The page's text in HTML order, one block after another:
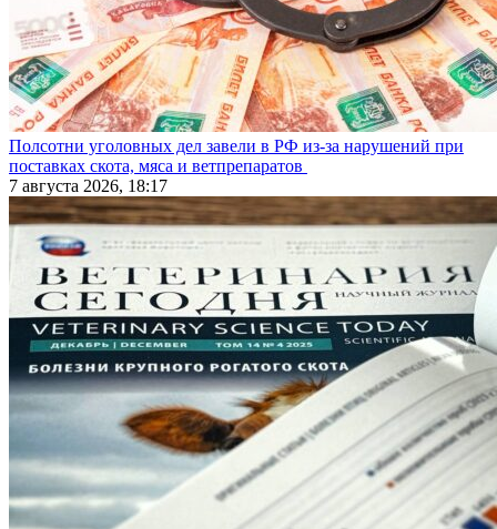
Полсотни уголовных дел завели в РФ из-за нарушений при
поставках скота, мяса и ветпрепаратов
7 августа 2026, 18:17